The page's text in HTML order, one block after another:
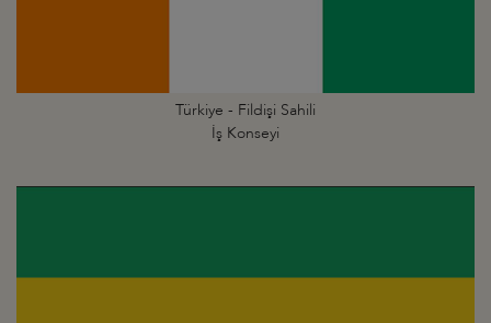
Türkiye - Fildişi Sahili
İş Konseyi